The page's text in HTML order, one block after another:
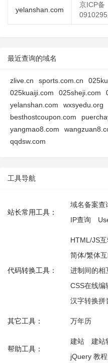
yelanshan.com
京ICP备
最近查询的域名
zlive.cn sports.com.cn
025kuaiji.com
025sheji.com
yelanshan.com
wxsyedu.org
besthostcoupon.com
yangmao8.com
qqdsw.com
工具导航
站长常用工具：
域名备案查
IP查询
代码转换工具：
HTML/JS
简体/繁体
进制间的相
CSS在线编
汉字转换拼
其它工具： 万年历
帮助工具：
建站 建站
jQuery 教程